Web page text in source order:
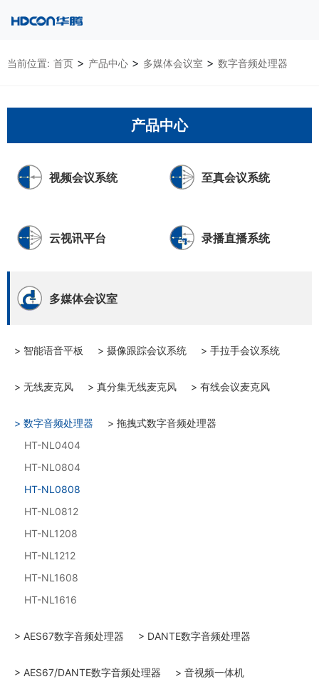
当前位置: 首页 > 产品中心 > 多媒体会议室 > 数字音频处理器
产品中心
视频会议系统 至真会议系统
云视讯平台 录播直播系统
多媒体会议室
> 智能语音平板 > 摄像跟踪会议系统 > 手拉手会议系统
> 无线麦克风 > 真分集无线麦克风 > 有线会议麦克风
> 数字音频处理器
HT-NL0404
HT-NL0804
HT-NL0808
HT-NL0812
HT-NL1208
HT-NL1212
HT-NL1608
HT-NL1616
> 拖拽式数字音频处理器
> AES67数字音频处理器 > DANTE数字音频处理器
> AES67/DANTE数字音频处理器 > 音视频一体机